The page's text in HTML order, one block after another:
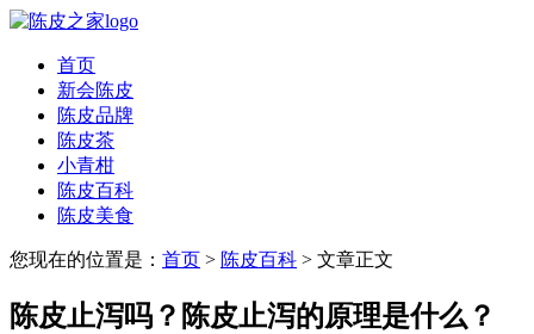
首页
新会陈皮
陈皮品牌
陈皮茶
小青柑
陈皮百科
陈皮美食
您现在的位置是： 首页 > 陈皮百科 > 文章正文
陈皮止泻吗？陈皮止泻的原理是什么？